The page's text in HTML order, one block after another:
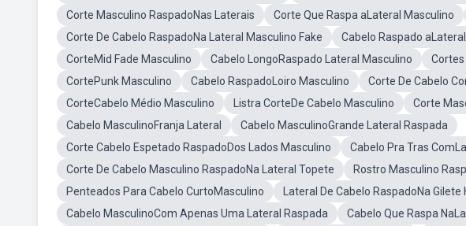
Corte Masculino RaspadoNas Laterais
Corte Que Raspa aLateral Masculino
Corte De Cabelo RaspadoNa Lateral Masculino Fake
Cabelo Raspado
CorteMid Fade Masculino
Cabelo LongoRaspado Lateral Masculino
CortePunk Masculino
Cabelo RaspadoLoiro Masculino
Corte De Cabelo
CorteCabelo Médio Masculino
Listra CorteDe Cabelo Masculino
Corte
Cabelo MasculinoFranja Lateral
Cabelo MasculinoGrande Lateral Raspada
Corte Cabelo Espetado RaspadoDos Lados Masculino
Cabelo Pra Tras
Corte De Cabelo Masculino RaspadoNa Lateral Topete
Rostro Masculino
Penteados Para Cabelo CurtoMasculino
Lateral De Cabelo RaspadoNa Gilete
Cabelo MasculinoCom Apenas Uma Lateral Raspada
Cabelo Que Raspa